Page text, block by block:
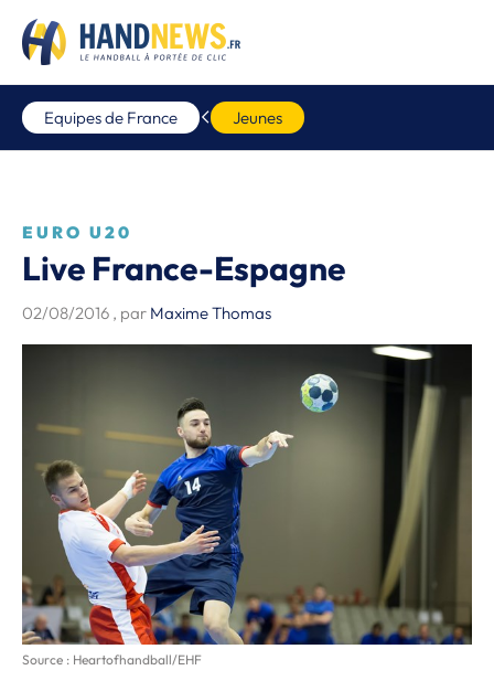
Equipes de France Jeunes
EURO U20
Live France-Espagne
02/08/2016 , par Maxime Thomas
Source : Heartofhandball/EHF